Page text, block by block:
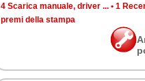
4 Sca­ri­ca ma­nua­le, dri­ver ... • 1
pre­mi del­la stam­pa